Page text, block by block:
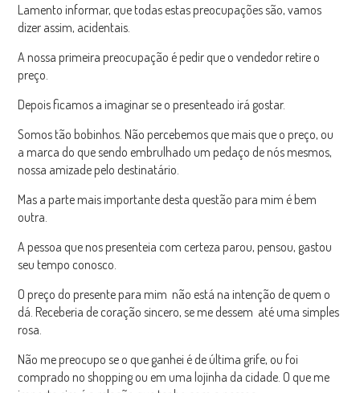
Lamento informar, que todas estas preocupações são, vamos
dizer assim, acidentais.
A nossa primeira preocupação é pedir que o vendedor retire o
preço.
Depois ficamos a imaginar se o presenteado irá gostar.
Somos tão bobinhos. Não percebemos que mais que o preço, ou
a marca do que sendo embrulhado um pedaço de nós mesmos,
nossa amizade pelo destinatário.
Mas a parte mais importante desta questão para mim é bem
outra.
A pessoa que nos presenteia com certeza parou, pensou, gastou
seu tempo conosco.
O preço do presente para mim não está na intenção de quem o
dá. Receberia de coração sincero, se me dessem até uma simples
rosa.
Não me preocupo se o que ganhei é de última grife, ou foi
comprado no shopping ou em uma lojinha da cidade. O que me